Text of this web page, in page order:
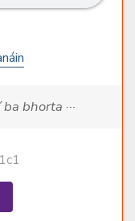
bhorta ···